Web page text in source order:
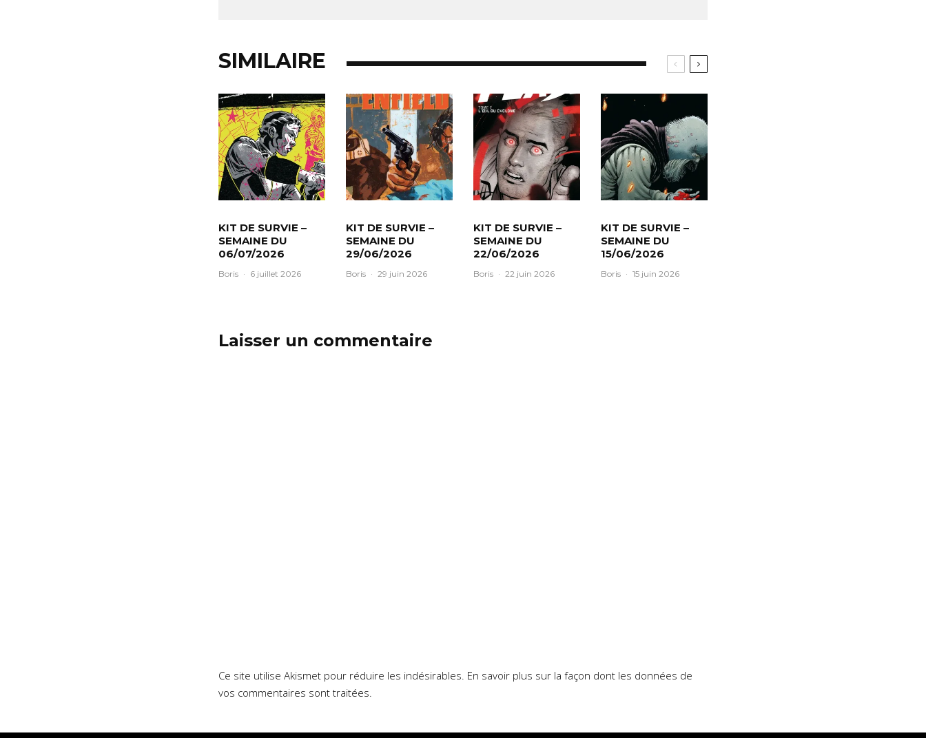
SIMILAIRE
KIT DE SURVIE –
SEMAINE DU
06/07/2026
Boris · 6 juillet 2026
KIT DE SURVIE –
SEMAINE DU
29/06/2026
Boris · 29 juin 2026
KIT DE SURVIE –
SEMAINE DU
22/06/2026
Boris · 22 juin 2026
KIT DE SURVIE –
SEMAINE DU
15/06/2026
Boris · 15 juin 2026
Laisser un commentaire
Ce site utilise Akismet pour réduire les indésirables. En savoir plus sur la façon dont les données de
vos commentaires sont traitées